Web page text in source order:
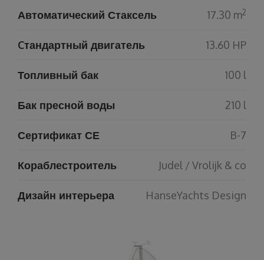
Автоматический Стаксель 17.30 m2
Cтандартный двигатель 13.60 HP
Топливный бак 100 l
Бак пресной воды 210 l
Сертификат СЕ B-7
Кораблестроитель Judel / Vrolijk & co
Дизайн интерьера HanseYachts Design